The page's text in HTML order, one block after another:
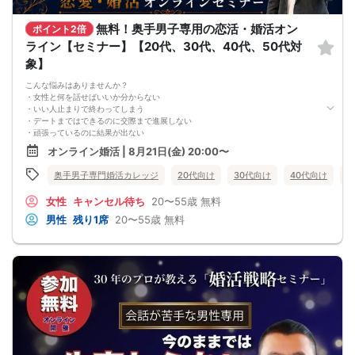
最短距離で進める状態を目指します。
◆講師紹介｜小松 賢司
こんにちは、小松です。
現在は結婚相談所で婚活カウンセラーとして活動し、年間40組以上の成婚サポー
トや数多くのカップル成立に携わっています。
実は僕自身、社会人になるまで交際経験がありませんでした。
くの失敗を重ねてきました。
その後、自身の結婚・離婚・再婚を経験し、婚活だけでなく「結婚後にうまくい
く関係づくり」についても学び続けてきました。
また、これまで1000人以上の女性と出会ってきた経験から、
・男性はどんな時に結婚を決意するのか
・恋愛はできるのに結婚につながらない理由
・男性が結婚相手として見ているポイント
など、女性同士ではなかなか聞けない男性の本音をお伝えできます。
女性を評価したり否定したりする場ではありません。
男性目線を知ることで、皆さまの婚活が少しでも前向きになり、自信を持って行
動できるようになることを目的としています。
また、私がこの相談会を開催する理由はシンプルです。
だからこそ、まずは気軽に相談できる場をつくりたいと思い、この無料相談会を
開催しています。
今回はセミナー形式ではなく、1対1の個別相談です。
周囲を気にせず、ご自身の状況や悩みに合わせてお話しいただけます。
もちろん、無理な勧誘や営業を目的としたものではありません。
「35歳までに結婚したい」
「今の婚活の方向性が合っているのか知りたい」
ポイント2倍
無料！奥手男子専用の恋活・婚活オン
ライン【セミナー】【20代、30代、40代、50代対
象】
こんな悩みはありませんか？
・女性と何を話せばいいか分からない
・いい人止まりで終わってしまう
・デートまではできるのに交際まで進展しない
・頑張っているのに結果が出ない
・何が原因なのか分からない
・このまま続けても彼女ができる気がしない
これまで500名以上の
奥手男子の恋愛・婚活相談に乗ってきて、
それは、
多くの奥手男子は、努力不足ではなく、
努力の方向性がズレているということです。
恋愛系YouTubeを見たり、
婚活パーティーや街コンへ参加したり、
みなさん本当に努力しています。
でも、その努力が本命女性との交際につながらず、
「このまま恋愛・婚活を続けても、
本命女性と交際できないのではないか…」
そんな不安を抱えている奥手男子が本当に多いです。
つまり、
オンライン婚活 | 8月21日(金) 20:00〜
奥手男子専門婚活カレッジ 20代向け 30代向け 40代向け
女性 キャンセル待ち 20〜55歳 無料
男性 残り1席 20〜55歳 無料